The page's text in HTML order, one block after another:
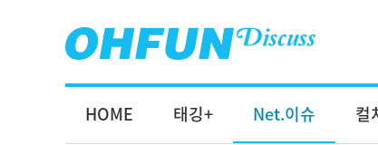
HOME 태깅+ Net.이슈 컬